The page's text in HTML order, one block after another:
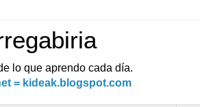
lo que aprendo cada día.
= kideak.blogspot.com